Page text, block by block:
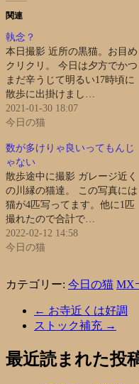
関連
執念？
本日撮影 近所の黒猫。お目め
クリクリ。 今日は夕方でかつ
まだ辛うじて明るい17時頃に
散歩に出掛けまし…
2021-01-30 18:07
今日の猫
数が多けりゃ良いってもんじ
ゃない
散歩途中に撮影 ガレージ近く
の川縁の猫達。 この写真には
猫が4匹写ってます。他に1匹
撮れたので合計で…
2022-02-12 14:58
今日の猫
カテゴリー: 今日の猫 MX
← お寺近くは好調
ストック補充 →
最近読まれた投